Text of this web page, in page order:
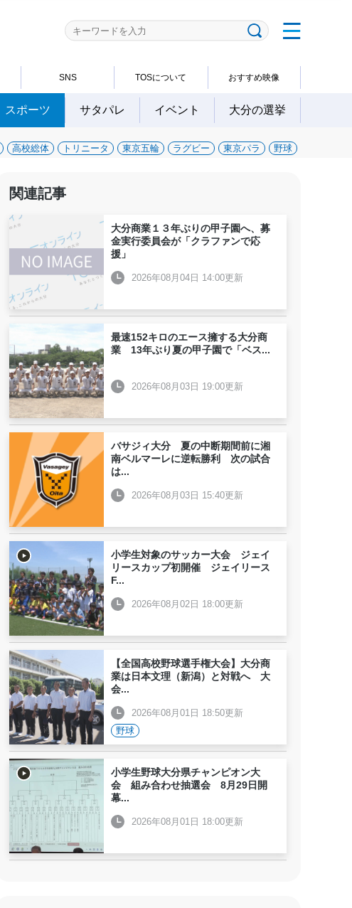
SNS TOSについて おすすめ映像
スポーツ サタパレ イベント 大分の選挙
高校総体 トリニータ 東京五輪 ラグビー 東京パラ 野球
関連記事
大分商業１３年ぶりの甲子園へ、募
金実行委員会が「クラファンで応
援」
2026年08月04日 14:00更新
最速152キロのエース擁する大分商
業 13年ぶり夏の甲子園で「ベス...
2026年08月03日 19:00更新
バサジィ大分 夏の中断期間前に湘
南ベルマーレに逆転勝利 次の試合
は...
2026年08月03日 15:40更新
小学生対象のサッカー大会 ジェイ
リースカップ初開催 ジェイリース
F...
2026年08月02日 18:00更新
【全国高校野球選手権大会】大分商
業は日本文理（新潟）と対戦へ 大
会...
2026年08月01日 18:50更新
野球
小学生野球大分県チャンピオン大
会 組み合わせ抽選会 8月29日開
幕...
2026年08月01日 18:00更新